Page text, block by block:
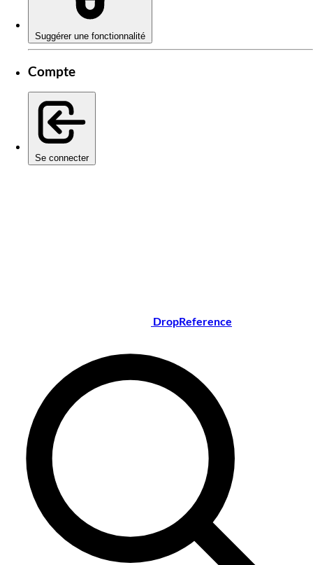
Suggérer une fonctionnalité
Compte
Se connecter
DropReference